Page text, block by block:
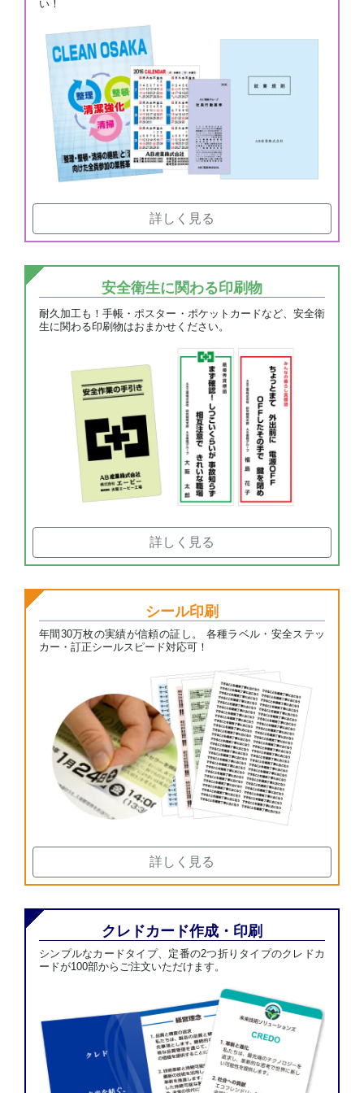
い！
詳しく見る
安全衛生に関わる印刷物
耐久加工も！手帳・ポスター・ポケットカードなど、安全衛
生に関わる印刷物はおまかせください。
詳しく見る
シール印刷
年間30万枚の実績が信頼の証し。 各種ラベル・安全ステッ
カー・訂正シールスピード対応可！
詳しく見る
クレドカード作成・印刷
シンプルなカードタイプ、定番の2つ折りタイプのクレドカ
ードが100部からご注文いただけます。